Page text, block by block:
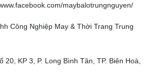
maybalotrungnguyen/
Công Nghiệp May & Thời Trang Trung
20, KP 3, P. Long Bình Tân, TP. Biên Hoà,